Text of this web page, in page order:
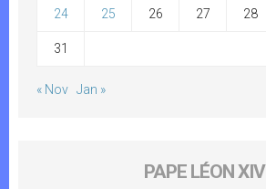
24 25 26 27 28
31
« Nov Jan »
PAPE LÉON XIV